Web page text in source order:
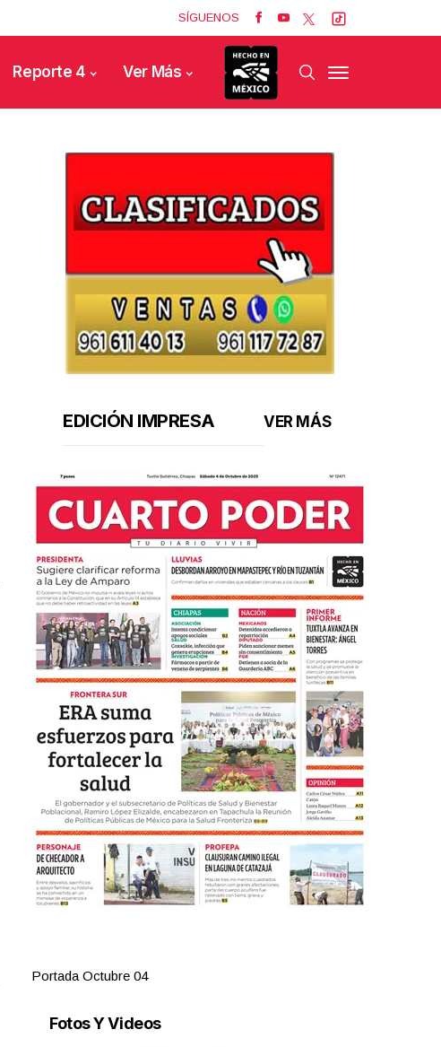
SÍGUENOS
Reporte 4 Ver Más
EDICIÓN IMPRESA VER MÁS
Portada Octubre 04
Fotos Y Videos